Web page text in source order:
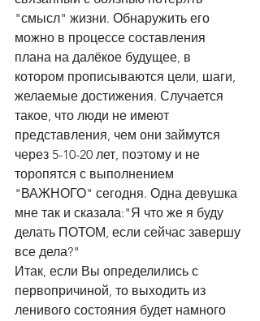
"смысл" жизни. Обнаружить его
можно в процессе составления
плана на далёкое будущее, в
котором прописываются цели, шаги,
желаемые достижения. Случается
такое, что люди не имеют
представления, чем они займутся
через 5-10-20 лет, поэтому и не
торопятся с выполнением
"ВАЖНОГО" сегодня. Одна девушка
мне так и сказала:"Я что же я буду
делать ПОТОМ, если сейчас завершу
все дела?"
Итак, если Вы определились с
первопричиной, то выходить из
ленивого состояния будет намного